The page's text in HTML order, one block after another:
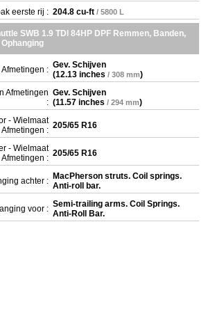
eerste rij : 204.8 cu-ft / 5800 L
SWB 1.9 TDI 84HP DPF Remmen, Banden,
: Gev. Schijven
(12.13 inches / 308 mm)
Afmetingen
:
Gev. Schijven
(11.57 inches / 294 mm)
- Wielmaat
Afmetingen : 205/65 R16
- Wielmaat
Afmetingen : 205/65 R16
achter : MacPherson struts. Coil springs.
Anti-roll bar.
voor : Semi-trailing arms. Coil Springs.
Anti-Roll Bar.